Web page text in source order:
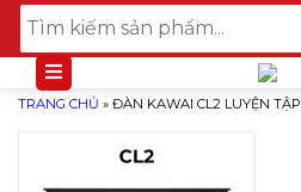
TRANG CHỦ » ĐÀN KAWAI CL2 LUYỆN TẬP